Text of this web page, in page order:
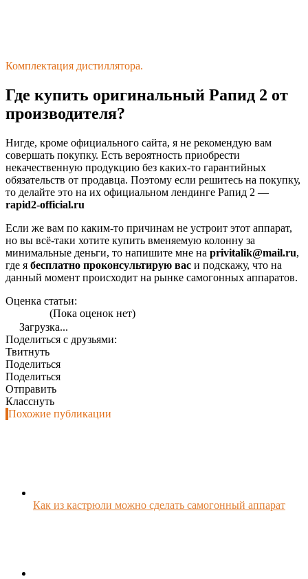
Комплектация дистиллятора.
Где купить оригинальный Рапид 2 от
производителя?
Нигде, кроме официального сайта, я не рекомендую вам
совершать покупку. Есть вероятность приобрести
некачественную продукцию без каких-то гарантийных
обязательств от продавца. Поэтому если решитесь на покупку,
то делайте это на их официальном лендинге Рапид 2 —
rapid2-official.ru
Если же вам по каким-то причинам не устроит этот аппарат,
но вы всё-таки хотите купить вменяемую колонну за
минимальные деньги, то напишите мне на privitalik@mail.ru,
где я бесплатно проконсультирую вас и подскажу, что на
данный момент происходит на рынке самогонных аппаратов.
Оценка статьи:
(Пока оценок нет)
Загрузка...
Поделиться с друзьями:
Твитнуть
Поделиться
Поделиться
Отправить
Класснуть
Похожие публикации
Как из кастрюли можно сделать самогонный аппарат